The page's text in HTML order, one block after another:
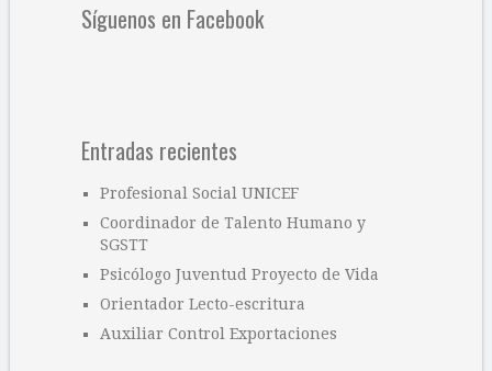
Síguenos en Facebook
Entradas recientes
Profesional Social UNICEF
Coordinador de Talento Humano y
SGSTT
Psicólogo Juventud Proyecto de Vida
Orientador Lecto-escritura
Auxiliar Control Exportaciones